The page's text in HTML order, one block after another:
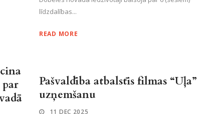
līdzdalības...
READ MORE
Pašvaldība atbalstīs filmas “Uļa”
uzņemšanu
11 DEC 2025